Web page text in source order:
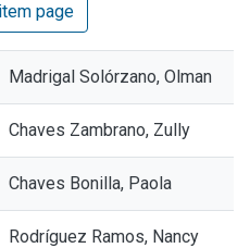
page
Madrigal Solórzano, Olman
Chaves Zambrano, Zully
Chaves Bonilla, Paola
Rodríguez Ramos, Nancy